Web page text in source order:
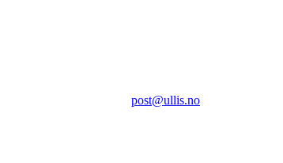
post@ullis.no